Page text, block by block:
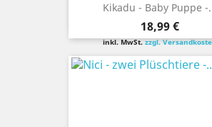
Kikadu - Baby Puppe -
Preis
18,99 €
inkl. MwSt.zzgl.